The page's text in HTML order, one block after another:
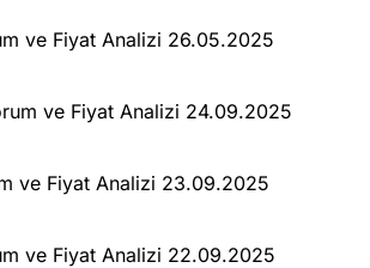
ve Fiyat Analizi 26.05.2025
ve Fiyat Analizi 24.09.2025
ve Fiyat Analizi 23.09.2025
ve Fiyat Analizi 22.09.2025